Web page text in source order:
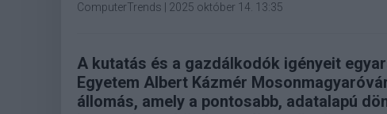
ComputerTrends 2025 október 14. 13:35
A kutatás és a gazdálkodók igényeit
Egyetem Albert Kázmér
állomás, amely a pontosabb, adatalapú